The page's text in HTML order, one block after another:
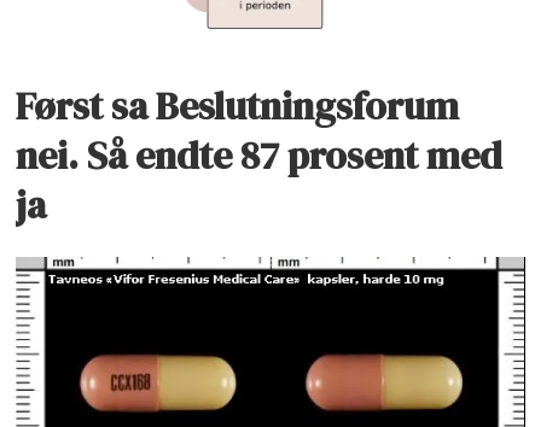
Først sa Beslutningsforum
nei. Så endte 87 prosent med
ja